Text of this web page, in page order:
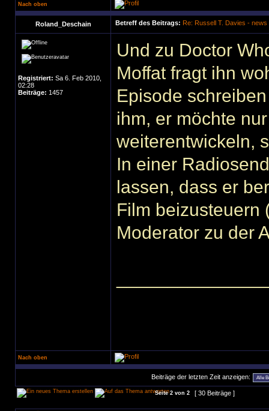
Nach oben
Roland_Deschain Betreff des Beitrags: Re: Russell T. Davies - news
Registriert: Sa 6. Feb 2010,
02:28
Beiträge: 1457
Und zu Doctor
Moffat fragt ihn
Episode
ihm, er möchte
weiterentwickeln,
In einer
lassen, dass er
Film beizusteuern
Moderator zu der
Nach oben
Beiträge der letzten Zeit anzeigen:
Seite2 von 2 [ 30 Beiträge ]